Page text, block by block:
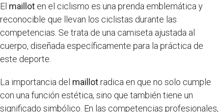
El maillot en el ciclismo es una prenda emblemática y
reconocible que llevan los ciclistas durante las
competencias. Se trata de una camiseta ajustada al
cuerpo, diseñada específicamente para la práctica de
este deporte.
La importancia del maillotradica en que no solo cumple
con una función estética, sino que también tiene un
significado simbólico. En las competencias profesionales,